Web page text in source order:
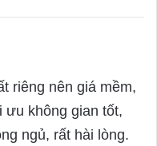
riêng nên giá mềm,
ưu không gian tốt,
ngủ, rất hài lòng.